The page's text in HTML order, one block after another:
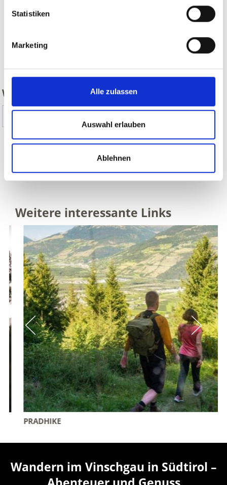
Statistiken
Marketing
Alle zulassen
Auswahl erlauben
Ablehnen
WAR DER INHALT FÜR SIE HILFREICH?
Ja
Nein
ALLE THEMENWEGE IM VINSCHGAU AUF
KARTE ANZEIGEN
Weitere interessante Links
PRADHIKE
Wandern im Vinschgau in Südtirol –